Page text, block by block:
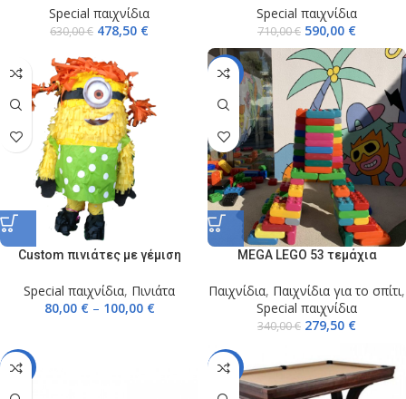
Special παιχνίδια
630,00€ 478,50 €
Special παιχνίδια
710,00€ 590,00 €
Custom πινιάτες με γέμιση
Special παιχνίδια, Πινιάτα
80,00 €– 100,00 €
-18%
MEGA LEGO 53 τεμάχια
Παιχνίδια, Παιχνίδια για το σπίτι,
Special παιχνίδια
340,00€ 279,50 €
-20% -8%